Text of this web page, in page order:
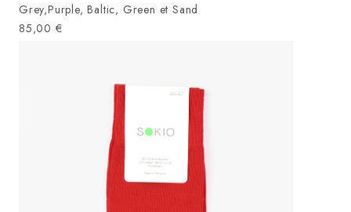
Grey,Purple, Baltic, Green et Sand
85,00 €